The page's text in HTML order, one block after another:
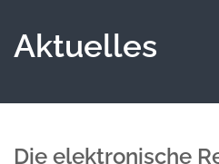
Aktuelles
Die elektronische